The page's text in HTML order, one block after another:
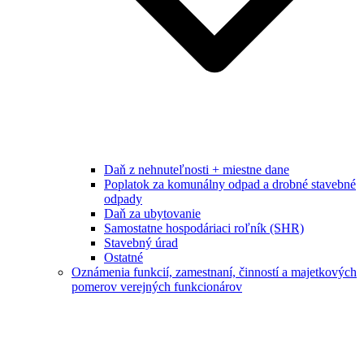
Daň z nehnuteľnosti + miestne dane
Poplatok za komunálny odpad a drobné stavebné
odpady
Daň za ubytovanie
Samostatne hospodáriaci roľník (SHR)
Stavebný úrad
Ostatné
Oznámenia funkcií, zamestnaní, činností a majetkových
pomerov verejných funkcionárov